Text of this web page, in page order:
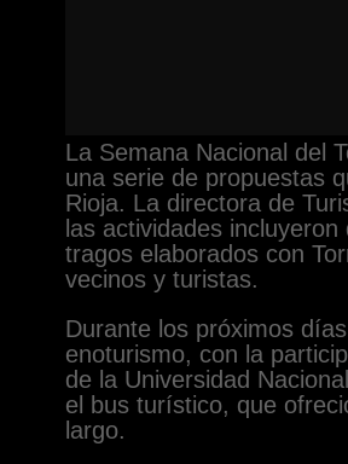
La Semana Nacional del
una serie de propuestas
Rioja. La directora de
las actividades
tragos elaborados con
vecinos y turistas.
Durante los próximos
enoturismo, con la
de la Universidad
el bus turístico, que
largo.